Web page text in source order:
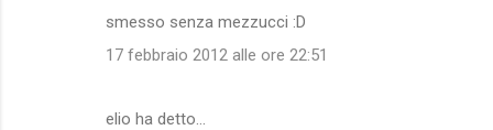
smesso senza mezzucci :D
17 febbraio 2012 alle ore 22:51
elio ha detto…